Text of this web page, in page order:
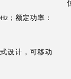
；额定功率：
式设计，可移动